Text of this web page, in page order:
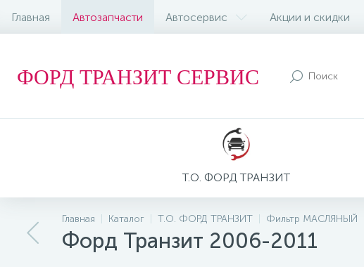
Главная Автозапчасти Автосервис Акции и скидки
ФОРД ТРАНЗИТ СЕРВИС
Т.О. ФОРД ТРАНЗИТ
Главная Каталог Т.О. ФОРД ТРАНЗИТ Фильтр МАСЛЯНЫЙ
Форд Транзит 2006-2011